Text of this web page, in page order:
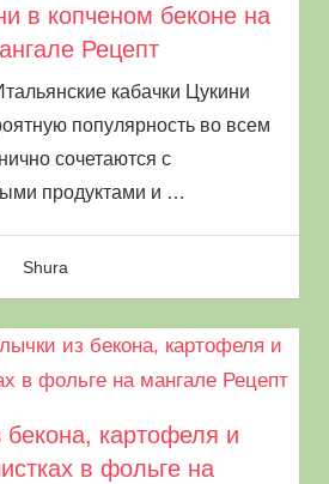
в копченом беконе на
Рецепт
кабачки Цукини
популярность во всем
сочетаются с
продуктами и …
Shura
картофеля и
в фольге на